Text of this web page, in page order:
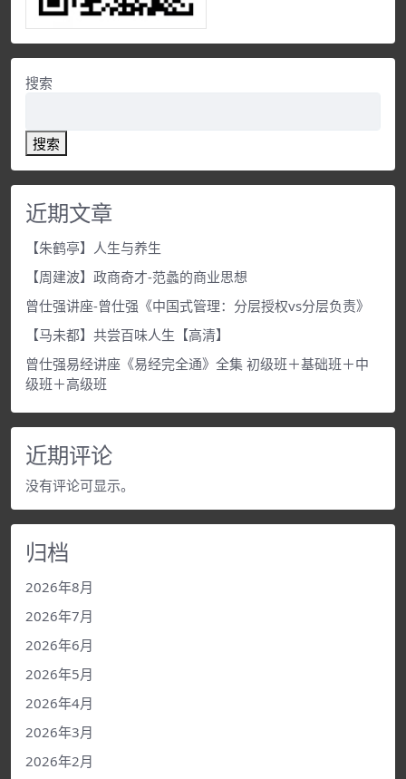
搜索
搜索
近期文章
【朱鹤亭】人生与养生
【周建波】政商奇才-范蠡的商业思想
曾仕强讲座-曾仕强《中国式管理：分层授权vs分层负责》
【马未都】共尝百味人生【高清】
曾仕强易经讲座《易经完全通》全集 初级班＋基础班＋中
级班＋高级班
近期评论
没有评论可显示。
归档
2026年8月
2026年7月
2026年6月
2026年5月
2026年4月
2026年3月
2026年2月